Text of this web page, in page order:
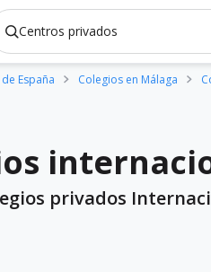
colegios
España Colegios en Málaga
privados